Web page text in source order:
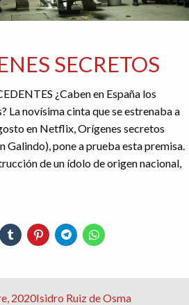
SECRETOS
¿Caben en España los
La novísima cinta que se estrenaba a
en Netflix, Orígenes secretos
Galindo), pone a prueba esta premisa.
de un ídolo de origen nacional,
2020Isidro Ruiz de Osma